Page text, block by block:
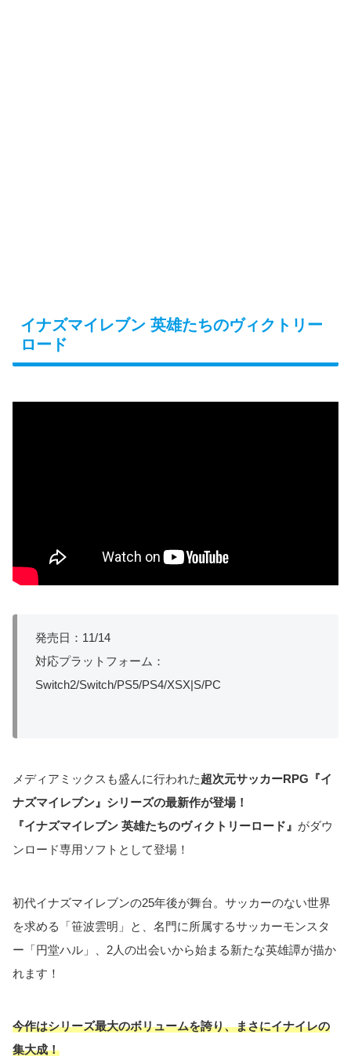
イナズマイレブン 英雄たちのヴィクトリー
ロード
発売日：11/14
対応プラットフォーム：
Switch2/Switch/PS5/PS4/XSX|S/PC
メディアミックスも盛んに行われた超次元サッカーRPG『イ
ナズマイレブン 』 シリーズの最新作が登場！
『イナズマイレブン 英雄たちのヴィクトリーロード』 がダウ
ンロード専用ソフトとして登場！
初代イナズマイレブンの25年後が舞台。サッカーのない世界
を求める「笹波雲明」と、名門に所属するサッカーモンスタ
ー「円堂ハル」、2人の出会いから始まる新たな英雄譚が描か
れます！
今作はシリーズ最大のボリュームを誇り、まさにイナイレの
集大成！